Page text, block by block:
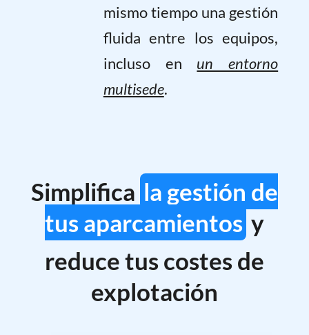
mismo tiempo una gestión
fluida entre los equipos,
incluso en un entorno
multisede.
Simplifica la gestión de
tus aparcamientos y
reduce tus costes de
explotación